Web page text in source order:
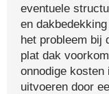
eventuele
en
het probleem bij
plat dak
onnodige
uitvoeren door